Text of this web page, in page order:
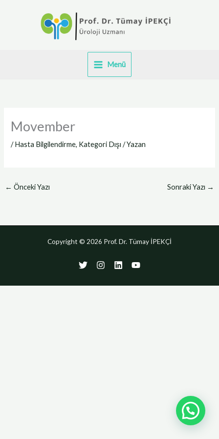
Menü
Movember
/Hasta Bilgilendirme, Kategori Dışı / Yazan
← Önceki Yazı Sonraki Yazı →
Copyright © 2026 Prof. Dr. Tümay İPEKÇİ